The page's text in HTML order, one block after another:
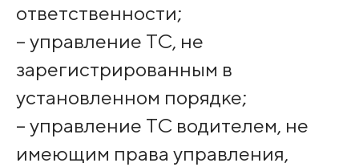
ответственности;
– управление ТС, не
зарегистрированным в
установленном порядке;
– управление ТС водителем, не
имеющим права управления,